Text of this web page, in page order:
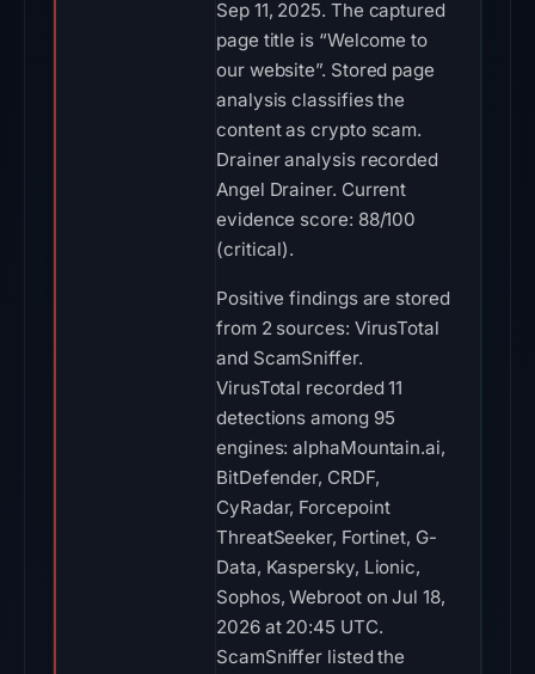
Sep 11, 2025. The captured
page title is “Welcome to
our website”. Stored page
analysis classifies the
content as crypto scam.
Drainer analysis recorded
Angel Drainer. Current
evidence score: 88/100
(critical).
Positive findings are stored
from 2 sources: VirusTotal
and ScamSniffer.
VirusTotal recorded 11
detections among 95
engines: alphaMountain.ai,
BitDefender, CRDF,
CyRadar, Forcepoint
ThreatSeeker, Fortinet, G-
Data, Kaspersky, Lionic,
Sophos, Webroot on Jul 18,
2026 at 20:45 UTC.
ScamSniffer listed the